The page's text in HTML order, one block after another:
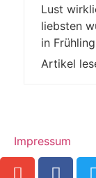
Lust
liebsten
in
Artikel
Impressum